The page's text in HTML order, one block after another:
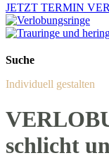
JETZT TERMIN
Suche
Individuell gestalten
schlicht